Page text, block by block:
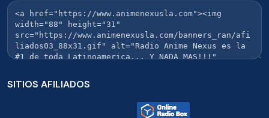
SITIOS AFILIADOS